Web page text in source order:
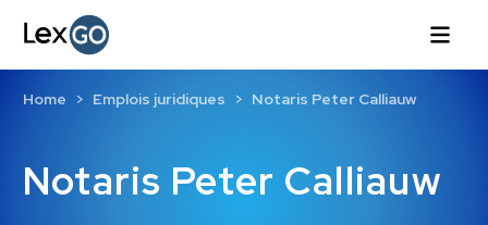
Notaris Peter Calliauw
Home Emplois juridiques Notaris Peter Calliauw